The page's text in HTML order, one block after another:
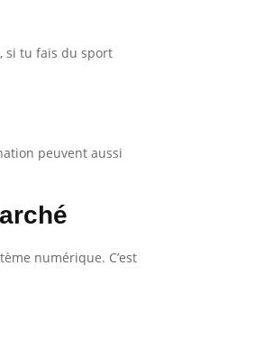
si tu fais du sport
peuvent aussi
numérique. C’est